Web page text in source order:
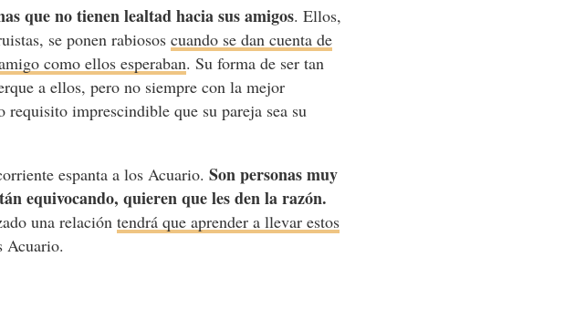
que no tienen lealtad hacia sus amigos. Ellos,
se ponen rabiososcuando se dan cuenta de
como ellos esperaban. Su forma de ser tan
a ellos, pero no siempre con la mejor
imprescindible que su pareja sea su
espanta a los Acuario. Son personas muy
equivocando, quieren que les den la razón.
una relacióntendrá que aprender a llevar estos
Acuario.